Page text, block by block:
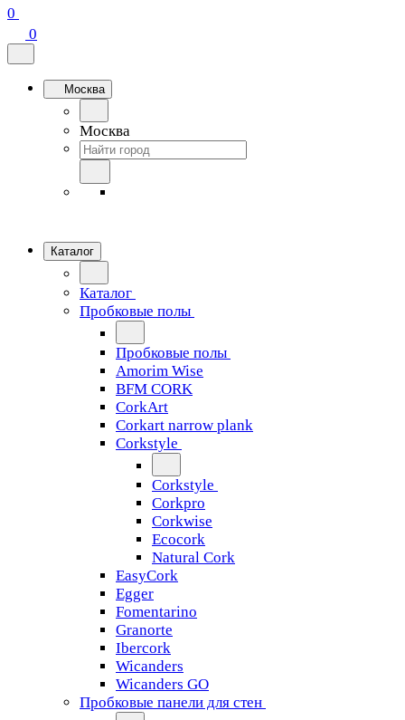
0
0
Москва
Москва
Каталог
Каталог
Пробковые полы
Пробковые полы
Amorim Wise
BFM CORK
CorkArt
Corkart narrow plank
Corkstyle
Corkstyle
Corkpro
Corkwise
Ecocork
Natural Cork
EasyCork
Egger
Fomentarino
Granorte
Ibercork
Wicanders
Wicanders GO
Пробковые панели для стен